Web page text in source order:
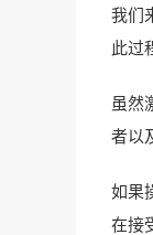
我们
此过
虽然
者以
如果
在接